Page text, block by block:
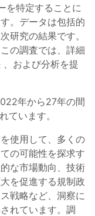
を特定することに
。データは包括的
研究の結果です。
の調査では、詳細
および分析を提
年から27年の間
ています。
使用して、多くの
の可能性を探求す
な市場動向、技術
を促進する規制政
戦略など、洞察に
れています。調